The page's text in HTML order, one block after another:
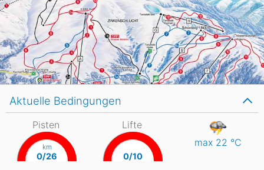
Aktuelle Bedingungen
Pisten
km
0/26
Lifte
0/10
max 22 °C